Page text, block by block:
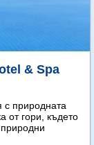
& Spa
с природната
от гори, където